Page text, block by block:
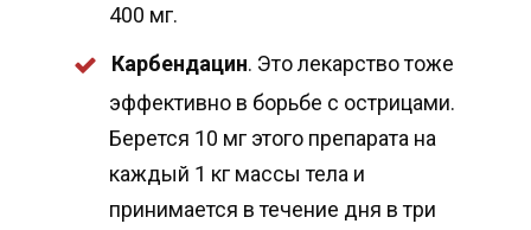
400 мг.
Карбендацин. Это лекарство тоже
эффективно в борьбе с острицами.
Берется 10 мг этого препарата на
каждый 1 кг массы тела и
принимается в течение дня в три